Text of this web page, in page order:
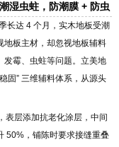
湿虫蛀，防潮膜 + 防虫
长达 4 个月，实木地板受潮
地板主材，却忽视地板辅料
发霉、虫蛀等问题。立美地
固” 三维辅料体系，从源头
表层添加抗老化涂层，中间
50%，铺陈时要求接缝重叠